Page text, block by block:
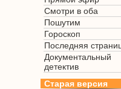
Смотри в оба
Пошутим
Гороскоп
Последняя
Документальный
детектив
Старая версия